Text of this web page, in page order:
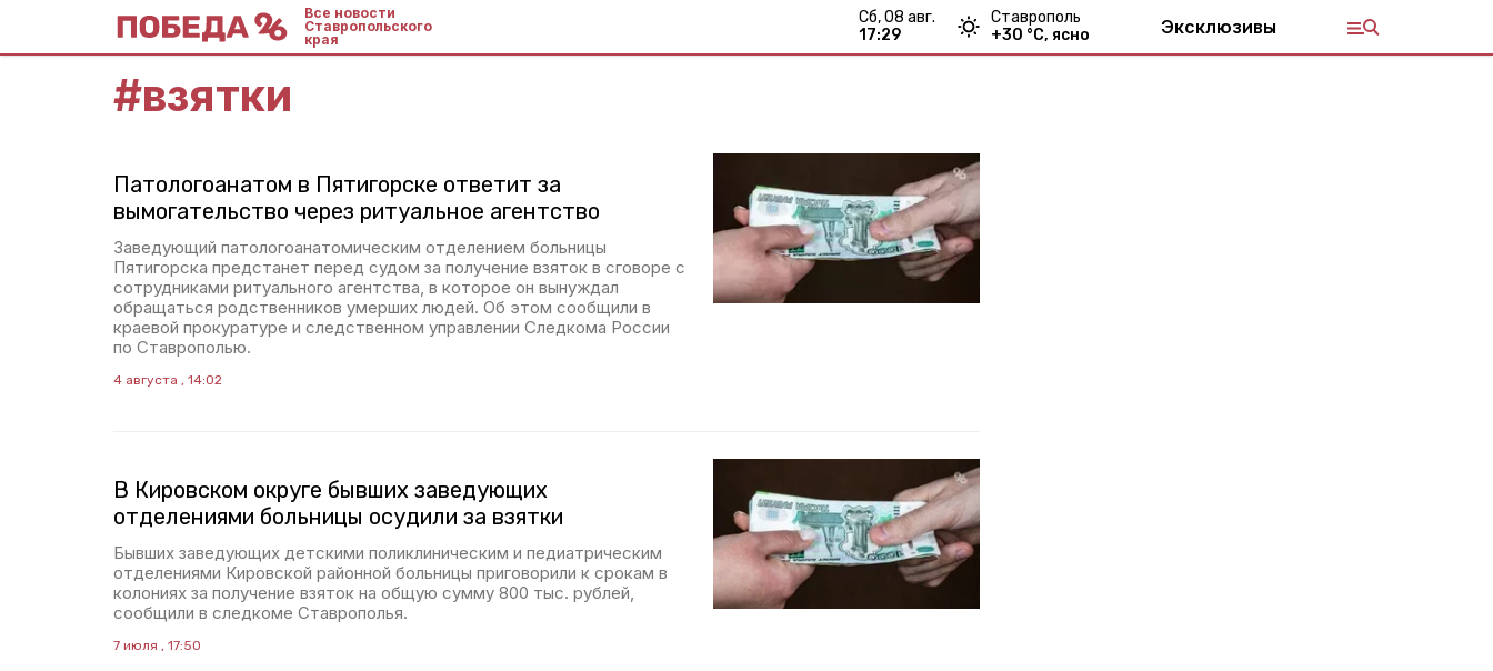
Все новости
Ставропольского
края
сб, 08 авг.
17:29
Ставрополь
+30 °С, ясно Эксклюзивы
#взятки
Патологоанатом в Пятигорске ответит за
вымогательство через ритуальное агентство
Заведующий патологоанатомическим отделением больницы
Пятигорска предстанет перед судом за получение взяток в сговоре с
сотрудниками ритуального агентства, в которое он вынуждал
обращаться родственников умерших людей. Об этом сообщили в
краевой прокуратуре и следственном управлении Следкома России
по Ставрополью.
4 августа , 14:02
В Кировском округе бывших заведующих
отделениями больницы осудили за взятки
Бывших заведующих детскими поликлиническим и педиатрическим
отделениями Кировской районной больницы приговорили к срокам в
колониях за получение взяток на общую сумму 800 тыс. рублей,
сообщили в следкоме Ставрополья.
7 июля , 17:50